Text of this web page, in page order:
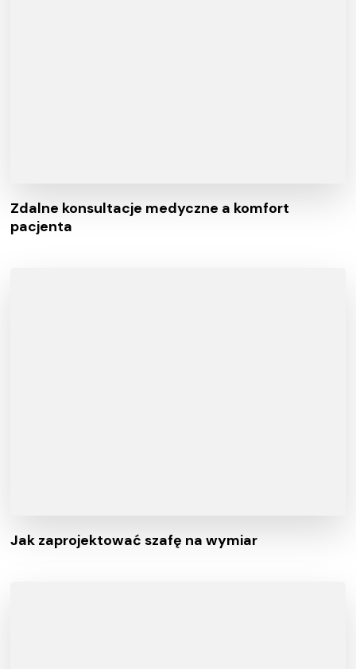
Zdalne konsultacje medyczne a komfort
pacjenta
Jak zaprojektować szafę na wymiar